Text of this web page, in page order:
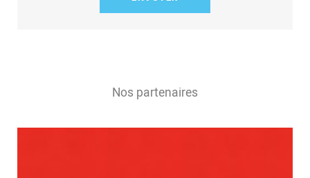
Nos partenaires